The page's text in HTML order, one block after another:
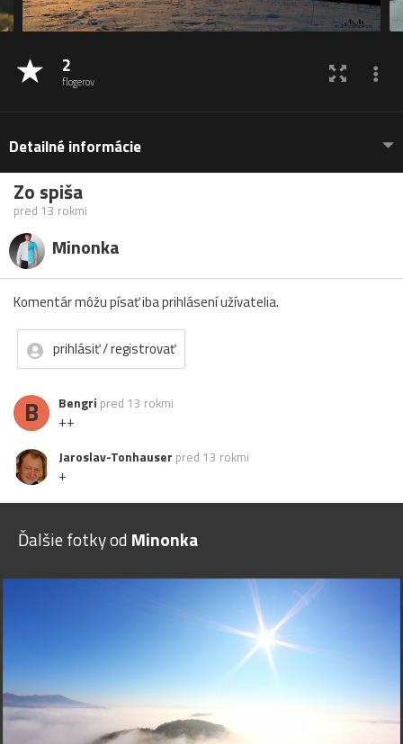
2
flogerov
Detailné informácie
Zo spiša
pred 13 rokmi
Minonka
Komentár môžu písať iba prihlásení užívatelia.
prihlásiť / registrovať
B Bengri pred 13 rokmi
++
Jaroslav-Tonhauser pred 13 rokmi
+
Ďalšie fotky od Minonka